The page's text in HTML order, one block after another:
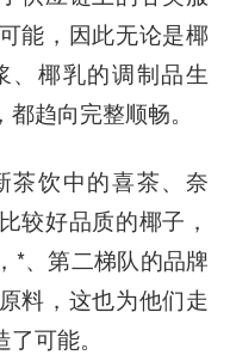
能，因此无论是椰
、椰乳的调制品生
趋向完整顺畅。
茶饮中的喜茶、奈
较好品质的椰子，
*、第二梯队的品牌
料，这也为他们走
可能。